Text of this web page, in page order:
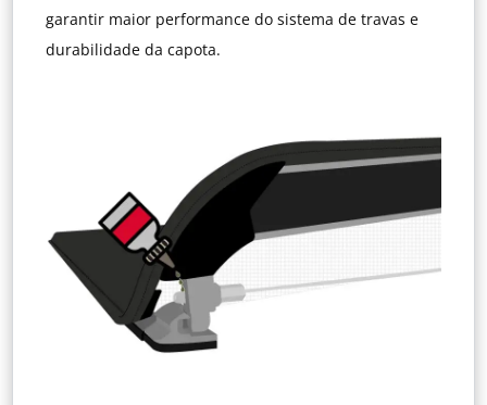
garantir maior performance do sistema de travas e
durabilidade da capota.